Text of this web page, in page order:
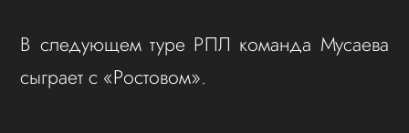
В следующем туре РПЛ команда Мусаева
сыграет с «Ростовом».